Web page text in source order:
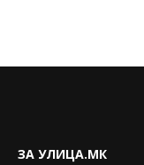
ЗА УЛИЦА.МК